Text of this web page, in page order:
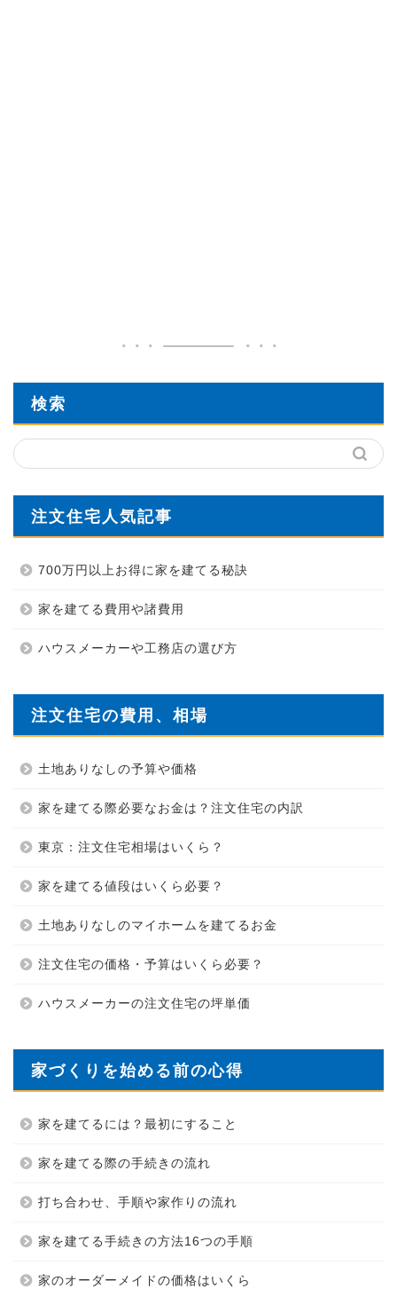
検索
注文住宅人気記事
700万円以上お得に家を建てる秘訣
家を建てる費用や諸費用
ハウスメーカーや工務店の選び方
注文住宅の費用、相場
土地ありなしの予算や価格
家を建てる際必要なお金は？注文住宅の内訳
東京：注文住宅相場はいくら？
家を建てる値段はいくら必要？
土地ありなしのマイホームを建てるお金
注文住宅の価格・予算はいくら必要？
ハウスメーカーの注文住宅の坪単価
家づくりを始める前の心得
家を建てるには？最初にすること
家を建てる際の手続きの流れ
打ち合わせ、手順や家作りの流れ
家を建てる手続きの方法16つの手順
家のオーダーメイドの価格はいくら